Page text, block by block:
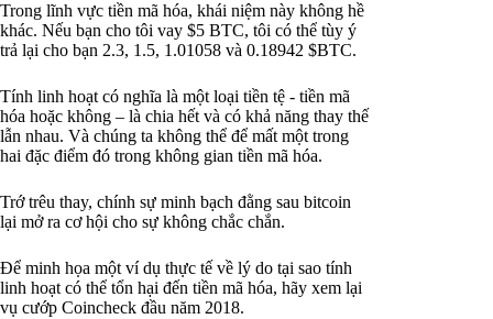
Trong lĩnh vực tiền mã hóa, khái niệm này không hề
khác. Nếu bạn cho tôi vay $5 BTC, tôi có thể tùy ý
trả lại cho bạn 2.3, 1.5, 1.01058 và 0.18942 $BTC.
Tính linh hoạt có nghĩa là một loại tiền tệ - tiền mã
hóa hoặc không – là chia hết và có khả năng thay thế
lẫn nhau. Và chúng ta không thể để mất một trong
hai đặc điểm đó trong không gian tiền mã hóa.
Trớ trêu thay, chính sự minh bạch đằng sau bitcoin
lại mở ra cơ hội cho sự không chắc chắn.
Để minh họa một ví dụ thực tế về lý do tại sao tính
linh hoạt có thể tổn hại đến tiền mã hóa, hãy xem lại
vụ cướp Coincheck đầu năm 2018.